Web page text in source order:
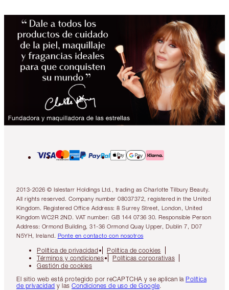
2013-2026 © Islestarr Holdings Ltd., trading as Charlotte Tilbury Beauty.
All rights reserved. Company number 08037372, registered in the United
Kingdom. Registered Office Address: 8 Surrey Street, London, United
Kingdom WC2R 2ND. VAT number: GB 144 0736 30. Responsible Person
Address: Ormond Building, 31-36 Ormond Quay Upper, Dublin 7, D07
N5YH, Ireland. Ponte en contacto con nosotros
Política de privacidad
Política de cookies
Términos y condiciones
Políticas corporativas
Gestión de cookies
El sitio web está protegido por reCAPTCHA y se aplican la Política
de privacidad y las Condiciones de uso de Google.